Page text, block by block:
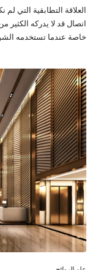
العلاقة التطابقية التي
اتصال قد لا يدركه الكثير
خاصة عندما تستخدمه